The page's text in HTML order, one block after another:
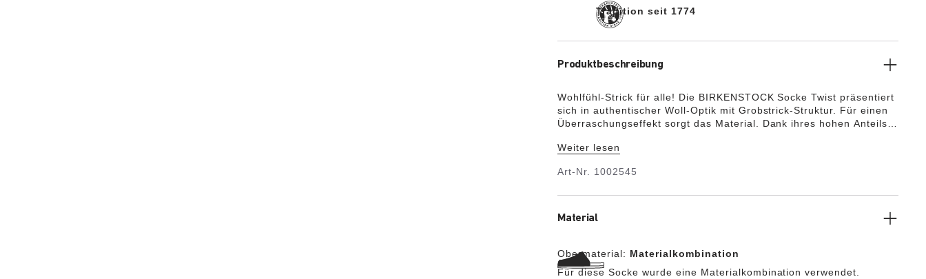
Tradition seit 1774
Produktbeschreibung
Wohlfühl-Strick für alle! Die BIRKENSTOCK Socke Twist präsentiert
sich in authentischer Woll-Optik mit Grobstrick-Struktur. Für einen
Überraschungseffekt sorgt das Material. Dank ihres hohen Anteils
kuschelig warm. Das druckfreie, elastische Bündchen sorgt für eine
Weiter lesen
Art-Nr. 1002545
Material
Obermaterial: Materialkombination
Für diese Socke wurde eine Materialkombination verwendet.